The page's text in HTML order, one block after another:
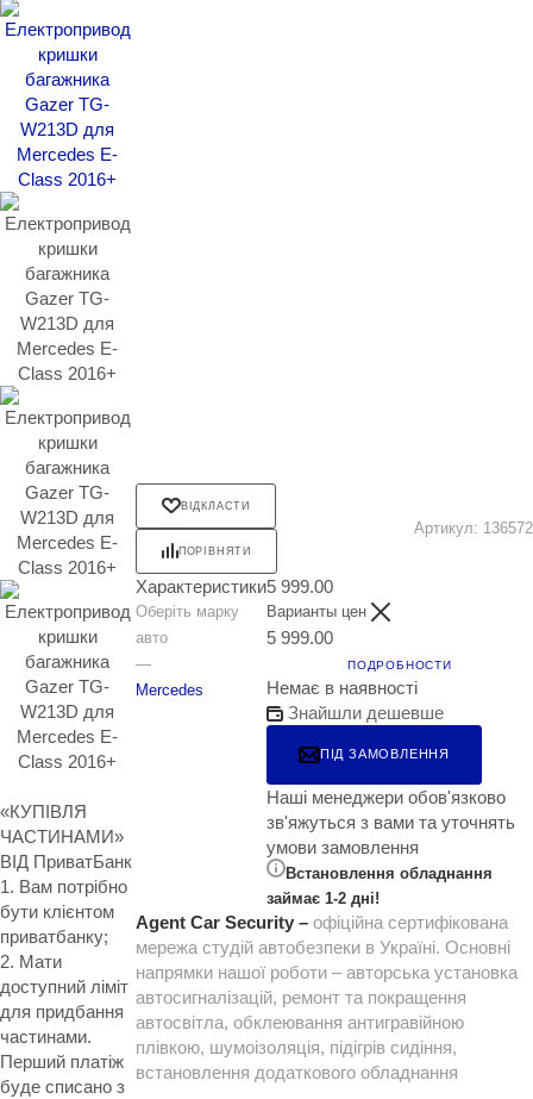
«КУПІВЛЯ
ЧАСТИНАМИ»
ВІД ПриватБанк
1. Вам потрібно
бути клієнтом
приватбанку;
2. Мати
доступний ліміт
для придбання
частинами.
Перший платіж
буде списано з
ВІДКЛАСТИ
ПОРІВНЯТИ
Артикул: 136572
Характеристики
Оберіть марку
авто
—
Mercedes
5 999.00
Варианты цен
5 999.00
ПОДРОБНОСТИ
Немає в наявності
Знайшли дешевше
ПІД ЗАМОВЛЕННЯ
Наші менеджери обов'язково
зв'яжуться з вами та уточнять
умови замовлення
Встановлення обладнання
займає 1-2 дні!
Agent Car Security – офіційна сертифікована
мережа студій автобезпеки в Україні. Основні
напрямки нашої роботи – авторська установка
автосигналізацій, ремонт та покращення
автосвітла, обклеювання антигравійною
плівкою, шумоізоляція, підігрів сидіння,
встановлення додаткового обладнання